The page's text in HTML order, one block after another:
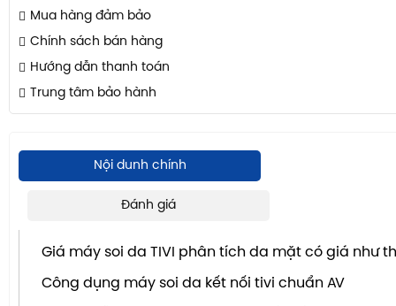
Mua hàng đảm bảo
Chính sách bán hàng
Hướng dẫn thanh toán
Trung tâm bảo hành
Nội dunh chính
Đánh giá
NỘI DUNG CHÍNH
Giá máy soi da TIVI phân tích da mặt có giá như
Công dụng máy soi da kết nối tivi chuẩn AV